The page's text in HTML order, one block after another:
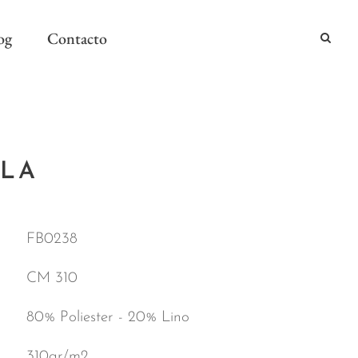
Contacto
FB0238
CM 310
80% Poliester - 20% Lino